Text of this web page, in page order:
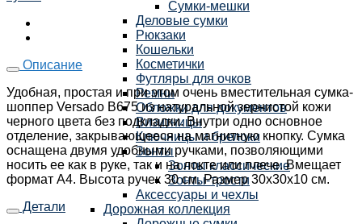
Сумки-мешки
Деловые сумки
Рюкзаки
Кошельки
Косметички
Футляры для очков
Ремни
Обложки для документов
Визитницы
Ключницы и брелоки
Зонты
Зонты классические
Зонты-трости
Аксессуары и чехлы
Дорожная коллекция
Описание
Удобная, простая и при этом очень вместительная сумка-
шоппер Versado B675 из натуральной зернистой кожи
черного цвета без подкладки. Внутри одно основное
отделение, закрывающееся на магнитную кнопку. Сумка
оснащена двумя удобными ручками, позволяющими
носить ее как в руке, так и на локте или плече. Вмещает
формат А4. Высота ручек 30 см. Размер 30х30х10 см.
Детали